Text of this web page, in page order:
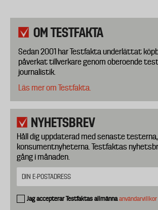
OM TESTFAKTA
Sedan 2001 har Testfakta underlättat
påverkat tillverkare genom oberoende
journalistik.
Läs mer om Testfakta.
NYHETSBREV
Håll dig uppdaterad med senaste
konsumentnyheterna. Testfaktas
gång i månaden.
Jag accepterar Testfaktas allmännaanvändarvillkor